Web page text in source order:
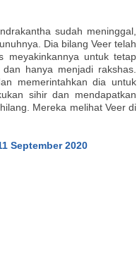
sudah meninggal,
Dia bilang Veer telah
meyakinkannya untuk tetap
hanya menjadi rakshas.
memerintahkan dia untuk
sihir dan mendapatkan
Mereka melihat Veer di
September 2020